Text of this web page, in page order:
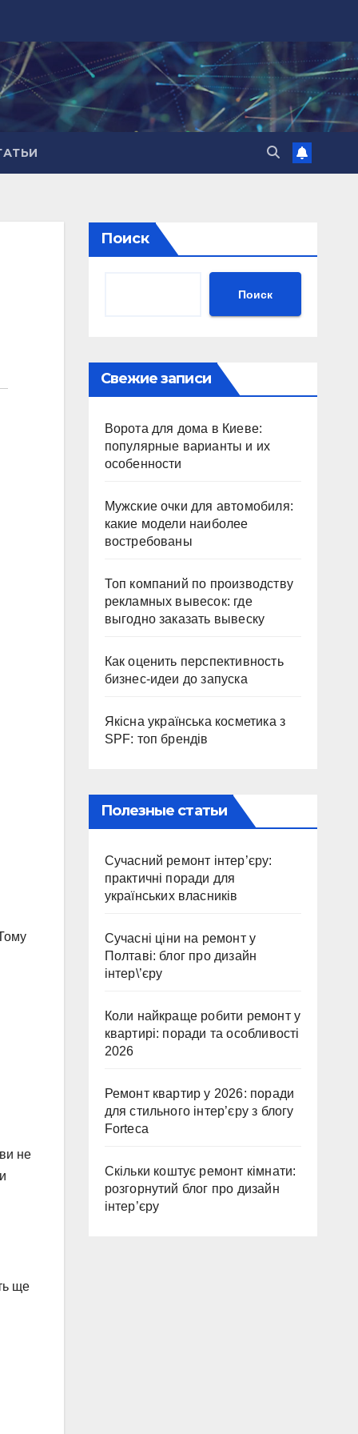
не
ще
Поиск
Поиск
Свежие записи
Ворота для дома в Киеве:
популярные варианты и их
особенности
Мужские очки для автомобиля:
какие модели наиболее
востребованы
Топ компаний по производству
рекламных вывесок: где
выгодно заказать вывеску
Как оценить перспективность
бизнес-идеи до запуска
Якісна українська косметика з
SPF: топ брендів
Полезные статьи
Сучасний ремонт інтер’єру:
практичні поради для
українських власників
Сучасні ціни на ремонт у
Полтаві: блог про дизайн
інтер\’єру
Коли найкраще робити ремонт у
квартирі: поради та особливості
2026
Ремонт квартир у 2026: поради
для стильного інтер’єру з блогу
Forteca
Скільки коштує ремонт кімнати:
розгорнутий блог про дизайн
інтер’єру